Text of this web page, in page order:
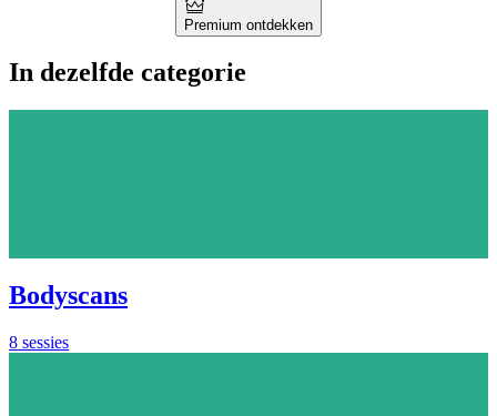
Premium ontdekken
In dezelfde categorie
Bodyscans
8 sessies